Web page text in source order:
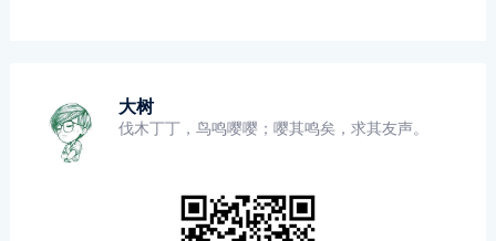
大树
伐木丁丁，鸟鸣嘤嘤；嘤其鸣矣，求其友声。